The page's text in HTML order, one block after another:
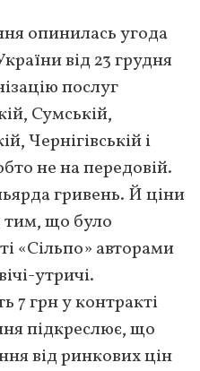
опинилась угода
від 23 грудня
послуг
Сумській,
Чернігівській і
не на передовій.
гривень. Й ціни
тим, що було
«Сільпо» авторами
утричі.
7 грн у контракті
підкреслює, що
від ринкових цін